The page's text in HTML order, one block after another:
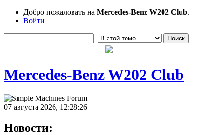
Добро пожаловать на Mercedes-Benz W202 Club.
Войти
Mercedes-Benz W202 Club
07 августа 2026, 12:28:26
Новости: